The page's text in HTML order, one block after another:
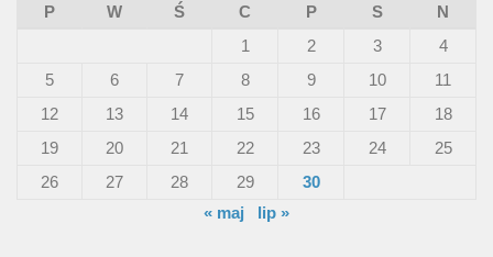
P
W Ś C P S
N
1
2 3
4
5
6 7 8 9 10
11
12
13 14 15 16 17
18
19
20 21 22 23 24
25
26
27 28 29
30
« maj
lip »